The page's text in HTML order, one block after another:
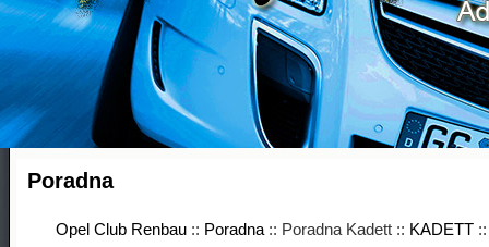
Poradna
Opel Club Renbau :: Poradna :: Poradna Kadett :: KADETT